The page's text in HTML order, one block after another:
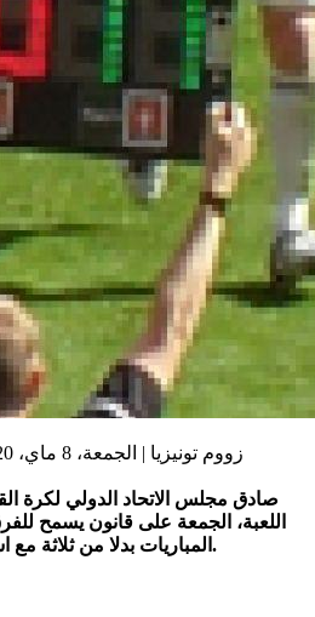
صادق مجلس الاتحاد الدولي لكرة
اللعبة، الجمعة على قانون يسمح
المباريات بدلا من ثلاثة مع استئناف النشاط المعلق حاليا.